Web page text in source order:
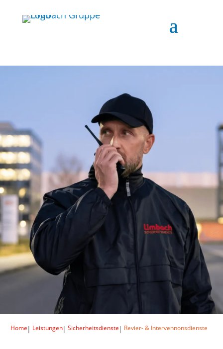
Home| Leistungen| Sicherheitsdienste| Revier- & Intervennonsdienste